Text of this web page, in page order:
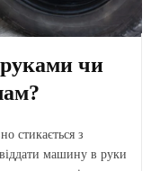
чи
стикається з
машину в руки